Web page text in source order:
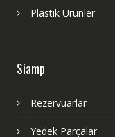
Plastik Ürünler
Siamp
Rezervuarlar
Yedek Parçalar